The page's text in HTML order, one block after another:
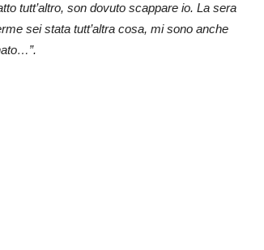
tutt’altro, son dovuto scappare io. La sera
sei stata tutt’altra cosa, mi sono anche